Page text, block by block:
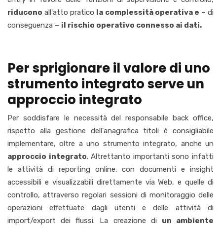
riducono all'atto pratico la complessità operativa e – di
conseguenza – il rischio operativo connesso ai dati.
Per sprigionare il valore di uno
strumento integrato serve un
approccio integrato
Per soddisfare le necessità del responsabile back office,
rispetto alla gestione dell'anagrafica titoli è consigliabile
implementare, oltre a uno strumento integrato, anche un
approccio integrato. Altrettanto importanti sono infatti
le attività di reporting online, con documenti e insight
accessibili e visualizzabili direttamente via Web, e quelle di
controllo, attraverso regolari sessioni di monitoraggio delle
operazioni effettuate dagli utenti e delle attività di
import/export dei flussi. La creazione di un ambiente